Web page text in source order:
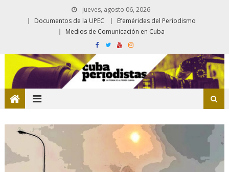
jueves, agosto 06, 2026
Documentos de la UPEC
Efemérides del Periodismo
Medios de Comunicación en Cuba